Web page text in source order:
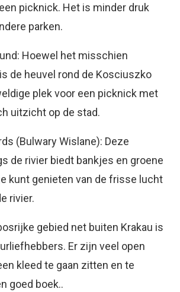
picknick. Het is minder druk
parken.
Hoewel het misschien
de heuvel rond de Kosciuszko
plek voor een picknick met
uitzicht op de stad.
(Bulwary Wislane): Deze
de rivier biedt bankjes en groene
kunt genieten van de frisse lucht
rivier.
gebied net buiten Krakau is
Er zijn veel open
kleed te gaan zitten en te
goed boek..